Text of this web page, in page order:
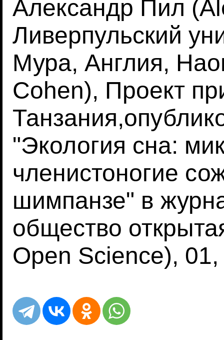
Александр Пил
Ливерпульский
Мура, Англия,
Cohen), Проект
"Экология сна:
членистоногие
шимпанзе" в
общество
Open Science),